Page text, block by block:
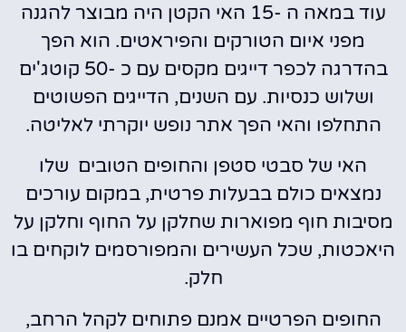
עוד במאה ה -15 האי הקטן היה מבוצר להגנה
מפני איום הטורקים והפיראטים. הוא הפך
בהדרגה לכפר דייגים מקסים עם כ -50 קוטג'ים
ושלוש כנסיות. עם השנים, הדייגים הפשוטים
התחלפו והאי הפך אתר נופש יוקרתי לאליטה.
האי של סבטי סטפן והחופים הטובים שלו
נמצאים כולם בבעלות פרטית, במקום עורכים
מסיבות חוף מפוארות שחלקן על החוף וחלקן על
היאכטות, שכל העשירים והמפורסמים לוקחים בו
חלק.
החופים הפרטיים אמנם פתוחים לקהל הרחב,